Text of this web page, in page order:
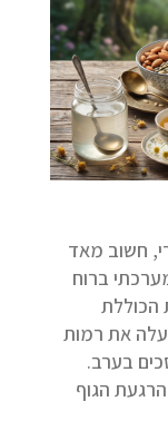
חשוב מאד
ברוח
הכוללת
את רמות
בערב.
הגוף